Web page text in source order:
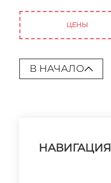
ЦЕНЫ
В НАЧАЛО
НАВИГАЦИЯ